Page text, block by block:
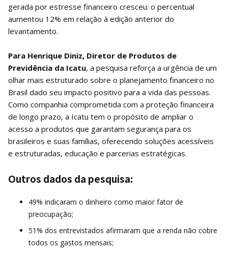
gerada por estresse financeiro cresceu: o percentual
aumentou 12% em relação à edição anterior do
levantamento.
Para Henrique Diniz, Diretor de Produtos de
Previdência da Icatu, a pesquisa reforça a urgência de um
olhar mais estruturado sobre o planejamento financeiro no
Brasil dado seu impacto positivo para a vida das pessoas.
Como companhia comprometida com a proteção financeira
de longo prazo, a Icatu tem o propósito de ampliar o
acesso a produtos que garantam segurança para os
brasileiros e suas famílias, oferecendo soluções acessíveis
e estruturadas, educação e parcerias estratégicas.
Outros dados da pesquisa:
49% indicaram o dinheiro como maior fator de
preocupação;
51% dos entrevistados afirmaram que a renda não cobre
todos os gastos mensais;